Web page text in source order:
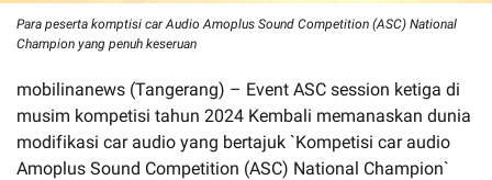
Para peserta komptisi car Audio Amoplus Sound Competition (ASC) National
Champion yang penuh keseruan
mobilinanews (Tangerang) – Event ASC session ketiga di
musim kompetisi tahun 2024 Kembali memanaskan dunia
modifikasi car audio yang bertajuk `Kompetisi car audio
Amoplus Sound Competition (ASC) National Champion`